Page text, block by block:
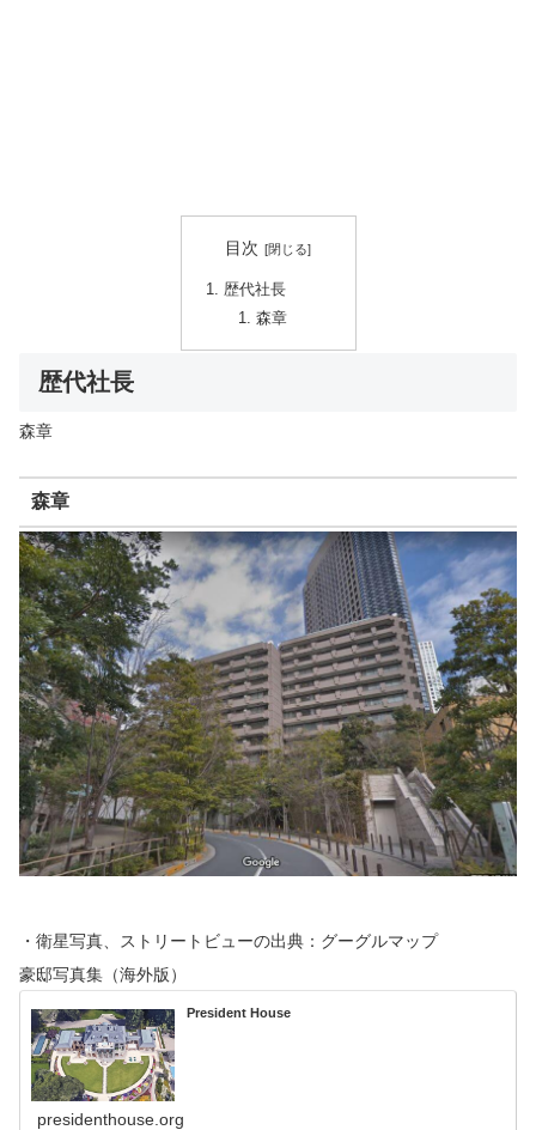
目次
歴代社長
森章
歴代社長
森章
森章
・衛星写真、ストリートビューの出典：グーグルマップ
豪邸写真集（海外版）
President House
presidenthouse.org